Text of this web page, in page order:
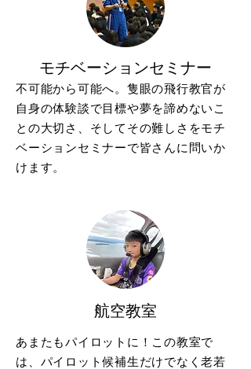
モチベーションセミナー
不可能から可能へ。隻眼の飛行教官が
自身の体験談で目標や夢を諦めないこ
との大切さ、そしてその難しさをモチ
ベーションセミナーで皆さんに問いか
けます。
航空教室
あまたもパイロットに！この教室で
は、パイロット候補生だけでなく老若